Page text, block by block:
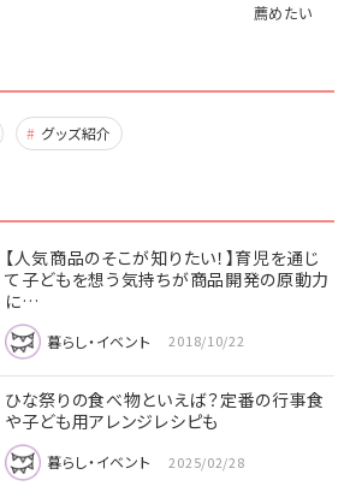
薦めたい
グッズ紹介
【人気商品のそこが知りたい！】育児を通じ
て子どもを想う気持ちが商品開発の原動力
に…
暮らし・イベント 2018/10/22
ひな祭りの食べ物といえば？定番の行事食
や子ども用アレンジレシピも
暮らし・イベント 2025/02/28